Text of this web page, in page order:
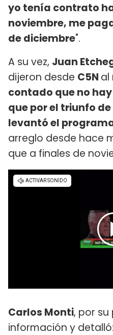
yo tenía contrato
noviembre, me
de diciembre".
A su vez, Juan
dijeron desde C5N al
contado que no
que por el triunfo
levantó el
arreglo desde hace
que a finales de
Carlos Monti, por
información y